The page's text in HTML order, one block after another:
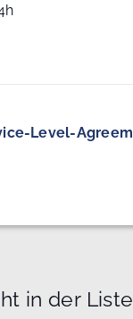
Level-
in der